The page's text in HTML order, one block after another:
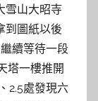
雪山大昭寺
到圖紙以後
續等待一段
塔一樓推開
2.5處發現六